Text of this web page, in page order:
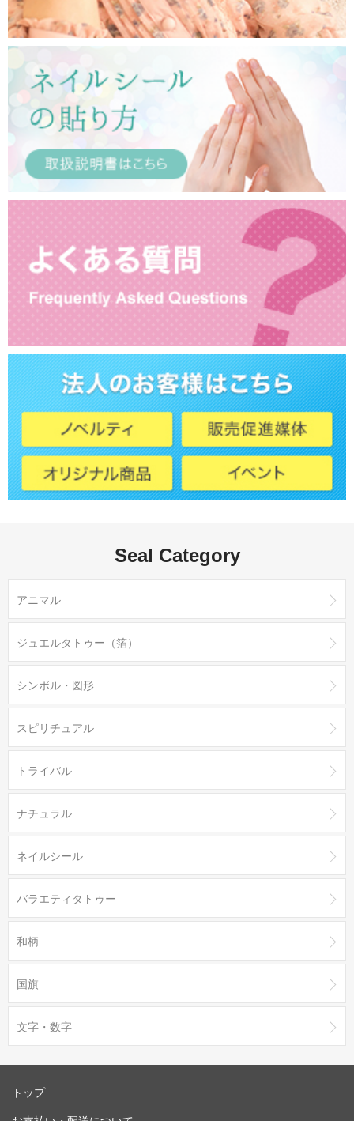
Seal Category
アニマル
ジュエルタトゥー（箔）
シンボル・図形
スピリチュアル
トライバル
ナチュラル
ネイルシール
バラエティタトゥー
和柄
国旗
文字・数字
トップ